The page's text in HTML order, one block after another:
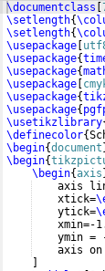
\documentclass
\setlength{
\setlength{
\usepackage
\usepackage{
\usepackage{
\usepackage
\usepackage{
\usepackage{
\usetikzlibrary
\definecolor{
\begin{document
\begin{
\begin{axis
axis
    xtick=
    ytick=
xmin=-
ymin =
axis on